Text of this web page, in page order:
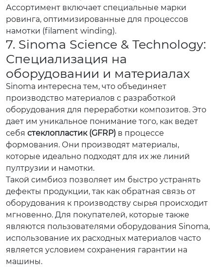
Ассортимент включает специальные марки
ровинга, оптимизированные для процессов
намотки (filament winding).
7. Sinoma Science & Technology:
Специализация на
оборудовании и материалах
Sinoma интересна тем, что объединяет
производство материалов с разработкой
оборудования для переработки композитов. Это
дает им уникальное понимание того, как ведет
себя стеклопластик (GFRP) в процессе
формования. Они производят материалы,
которые идеально подходят для их же линий
пултрузии и намотки.
Такой симбиоз позволяет им быстро устранять
дефекты продукции, так как обратная связь от
оборудования к производству сырья происходит
мгновенно. Для покупателей, которые также
являются пользователями оборудования Sinoma,
использование их расходных материалов часто
является условием сохранения гарантии на
машины.